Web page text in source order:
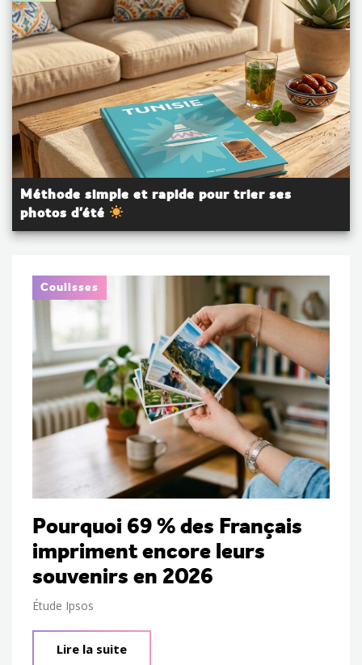
Méthode simple et rapide pour trier ses
photos d'été
Coulisses
Pourquoi 69 % des Français
impriment encore leurs
souvenirs en 2026
Étude Ipsos
Lire la suite